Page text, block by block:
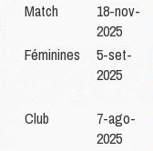
Match
18-nov-
2025
Féminines
5-set-
2025
Club
7-ago-
2025